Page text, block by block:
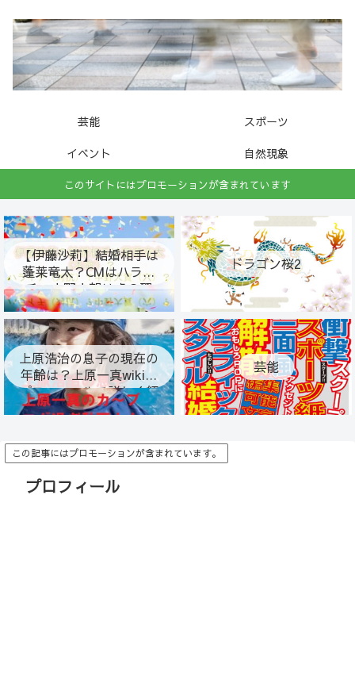
芸能
スポーツ
イベント
自然現象
このサイトにはプロモーションが含まれています
【伊藤沙莉】結婚相手は
蓬莱竜太？CMはハライ
チ・中野大賀は虎の翼
ドラゴン桜2
上原浩治の息子の現在の
年齢は？上原一真wiki風
プロフィールで詳しく紹
介！
芸能
この記事にはプロモーションが含まれています。
プロフィール